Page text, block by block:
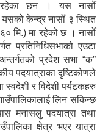
रहेका छन । यस नासोँ
यसको केन्द्र नासोँ ३ स्थित
मि.) मा रहेको छ । नासोँ
प्रतिनिधिसभाको एउटा
प्रदेश सभा “क”
पदयात्राका दृष्टिकोणले
स्वदेशी र विदेशी पर्यटकहरु
लिन सकिन्छ
मनासलु पदयात्रा तथा
क्षेत्र भएर यात्रा